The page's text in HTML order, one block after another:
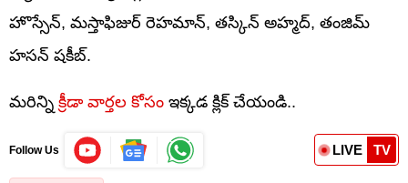
హొస్సేన్, మస్తాఫిజుర్ రెహమాన్, తస్కిన్ అహ్మద్, తంజిమ్
హసన్ షకీబ్.
మరిన్ని క్రీడా వార్తల కోసం ఇక్కడ క్లిక్ చేయండి..
Follow Us LIVE TV